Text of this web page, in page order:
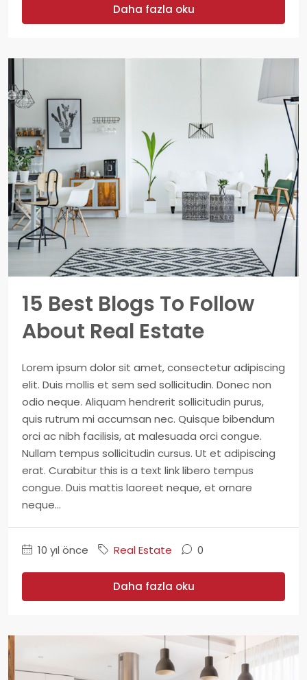
Daha fazla oku
15 Best Blogs To Follow
About Real Estate
Lorem ipsum dolor sit amet, consectetur adipiscing
elit. Duis mollis et sem sed sollicitudin. Donec non
odio neque. Aliquam hendrerit sollicitudin purus,
quis rutrum mi accumsan nec. Quisque bibendum
orci ac nibh facilisis, at malesuada orci congue.
Nullam tempus sollicitudin cursus. Ut et adipiscing
erat. Curabitur this is a text link libero tempus
congue. Duis mattis laoreet neque, et ornare
neque...
10 yıl önce Real Estate 0
Daha fazla oku